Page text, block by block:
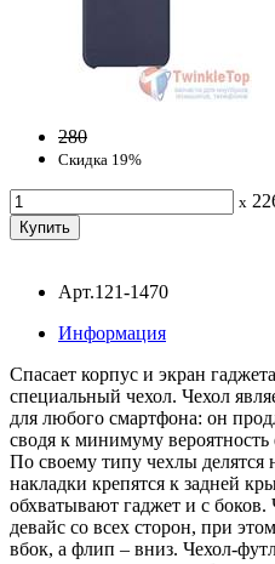
280
Скидка 19%
x
Арт.121-1470
Информация
Спасает корпус и экран
специальный чехол. Чехол
для любого смартфона: он
сводя к минимуму
По своему типу чехлы делятся
накладки крепятся к задней
обхватывают гаджет и с
девайс со всех сторон, при
вбок, а флип – вниз. Чехол-